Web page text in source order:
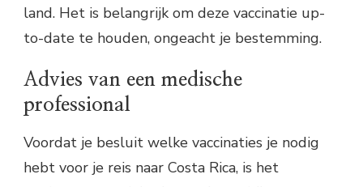
land. Het is belangrijk om deze vaccinatie up-
to-date te houden, ongeacht je bestemming.
Advies van een medische
professional
Voordat je besluit welke vaccinaties je nodig
hebt voor je reis naar Costa Rica, is het